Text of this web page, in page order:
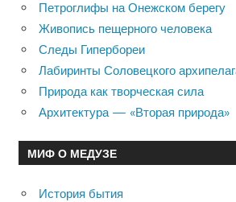
Петроглифы на Онежском берегу
Живопись пещерного человека
Следы Гипербореи
Лабиринты Соловецкого
Природа как творческая сила
Архитектура — «Вторая природа»
МИФ О МЕДУЗЕ
История бытия